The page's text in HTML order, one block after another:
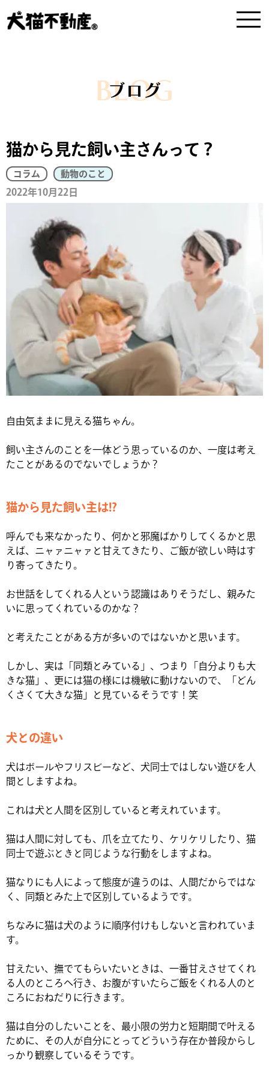
BLOG
ブログ
猫から見た飼い主さんって？
コラム 動物のこと
2022年10月22日
自由気ままに見える猫ちゃん。
飼い主さんのことを一体どう思っているのか、一度は考え
たことがあるのでないでしょうか？
猫から見た飼い主は!?
呼んでも来なかったり、何かと邪魔ばかりしてくるかと思
えば、ニャァニャァと甘えてきたり、ご飯が欲しい時はす
り寄ってきたり。
お世話をしてくれる人という認識はありそうだし、親みた
いに思ってくれているのかな？
と考えたことがある方が多いのではないかと思います。
しかし、実は「同類とみている」、つまり「自分よりも大
きな猫」、更には猫の様には機敏に動けないので、「どん
くさくて大きな猫」と見ているそうです！笑
犬との違い
犬はボールやフリスビーなど、犬同士ではしない遊びを人
間としますよね。
これは犬と人間を区別していると考えれています。
猫は人間に対しても、爪を立てたり、ケリケリしたり、猫
同士で遊ぶときと同じような行動をしますよね。
猫なりにも人によって態度が違うのは、人間だからではな
く、同類とみた上で区別しているようです。
ちなみに猫は犬のように順序付けもしないと言われていま
す。
甘えたい、撫でてもらいたいときは、一番甘えさせてくれ
る人のところへ行き、お腹がすいたらご飯をくれる人のと
ころにおねだりに行きます。
猫は自分のしたいことを、最小限の労力と短期間で叶える
ために、その人が自分にとってどういう存在か普段からし
っかり観察しているそうです。